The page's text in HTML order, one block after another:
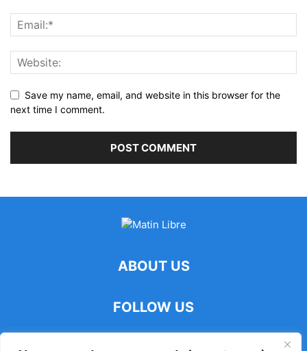
Save my name, email, and website in this browser for the
next time I comment.
ABOUT US
FOLLOW US